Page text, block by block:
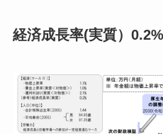
経済成長率(実質）